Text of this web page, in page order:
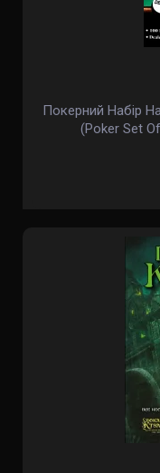
Покерний Набір
(Poker Set